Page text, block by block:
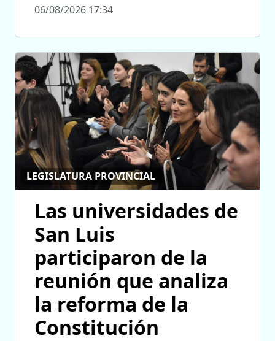
06/08/2026 17:34
LEGISLATURA PROVINCIAL
Las universidades de
San Luis
participaron de la
reunión que analiza
la reforma de la
Constitución